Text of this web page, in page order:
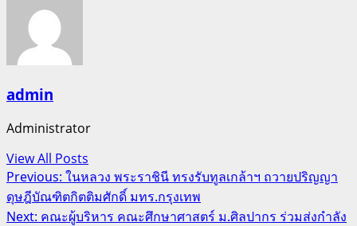
admin
Administrator
View All Posts
Post
navigation
Previous: ในหลวง พระราชินี ทรงรับทูลเกล้าฯ ถวายปริญญา
ดุษฎีบัณฑิตกิตติมศักดิ์ มทร.กรุงเทพ
Next: คณะผู้บริหาร คณะศึกษาศาสตร์ ม.ศิลปากร ร่วมส่งกำลัง